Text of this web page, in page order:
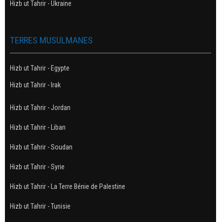
Hizb ut Tahrir - Ukraine
TERRES MUSULMANES
Hizb ut Tahrir - Egypte
Hizb ut Tahrir - Irak
Hizb ut Tahrir - Jordan
Hizb ut Tahrir - Liban
Hizb ut Tahrir - Soudan
Hizb ut Tahrir - Syrie
Hizb ut Tahrir - La Terre Bénie de Palestine
Hizb ut Tahrir - Tunisie